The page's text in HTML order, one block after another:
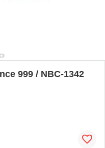
999 / NBC-1342